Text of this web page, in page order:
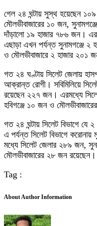
গেল ২৪ ঘন্টায় সুস্থ হয়েছেন
মৌলভীবাজারের ১০ জন,
দাঁড়ালো ১৯ হাজার ৭৮৬ জন।
এছাড়া এখন পর্যন্ত সুনামগঞ্জে ২
ও মৌলভীবাজারে ২ হাজার ২০১
গত ২৪ ঘণ্টায় সিলেট জেলায়
আক্রান্ত রোগী। সবিমিলিয়ে
রয়েছেন ২২৭ জন। এরমধ্যে
হবিগঞ্জে ১০ জন ও
গত ২৪ ঘন্টায় সিলেট বিভাগে যে ২
এ পর্যন্ত সিলেট বিভাগে
মধ্যে সিলেট জেলার ২৮৯ জন,
মৌলভীবাজারের ২৮ জন রয়েছেন।
Tag :
About Author Information